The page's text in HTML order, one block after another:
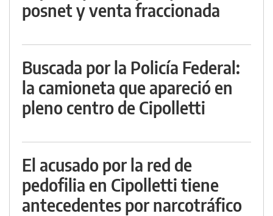
posnet y venta fraccionada
Buscada por la Policía Federal:
la camioneta que apareció en
pleno centro de Cipolletti
El acusado por la red de
pedofilia en Cipolletti tiene
antecedentes por narcotráfico